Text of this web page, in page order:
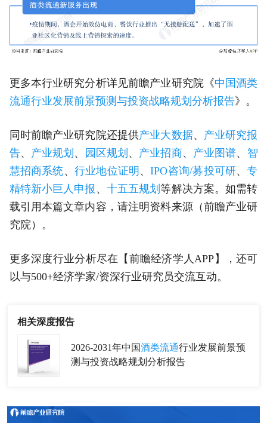
更多本行业研究分析详见前瞻产业研究院《中国酒类
流通行业发展前景预测与投资战略规划分析报告》。
同时前瞻产业研究院还提供产业大数据、 产业研究报
告、 产业规划 、 园区规划 、 产业招商、 产业图谱、 智
慧招商系统、 行业地位证明 、IPO咨询/募投可研、专
精特新小巨人申报 、 十五五规划等解决方案。如需转
载引用本篇文章内容，请注明资料来源（前瞻产业研
究院）。
更多深度行业分析尽在【前瞻经济学人APP】，还可
以与500+经济学家/资深行业研究员交流互动。
相关深度报告
2026-2031年中国酒类流通行业发展前景预
测与投资战略规划分析报告